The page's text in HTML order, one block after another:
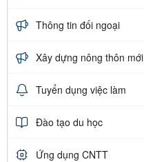
Thông tin đối ngoại
Xây dựng nông thôn mới
Tuyển dụng việc làm
Đào tạo du học
Ứng dụng CNTT